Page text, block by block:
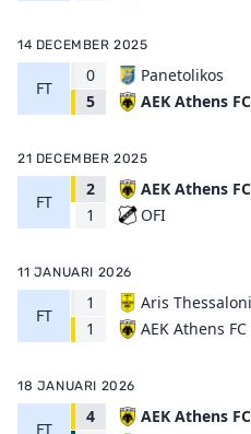
14 DECEMBER 2025
FT
0
5
Panetolikos
AEK Athens FC
21 DECEMBER 2025
FT
2
1
AEK Athens FC
OFI
11 JANUARI 2026
FT
1
1
Aris
AEK Athens FC
18 JANUARI 2026
FT
4
AEK Athens FC